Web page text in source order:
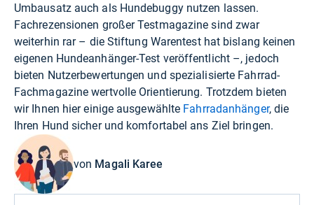
Umbausatz auch als Hundebuggy nutzen lassen.
Fachrezensionen großer Testmagazine sind zwar
weiterhin rar – die Stiftung Warentest hat bislang keinen
eigenen Hundeanhänger-Test veröffentlicht –, jedoch
bieten Nutzerbewertungen und spezialisierte Fahrrad-
Fachmagazine wertvolle Orientierung. Trotzdem bieten
wir Ihnen hier einige ausgewählte Fahrradanhänger, die
Ihren Hund sicher und komfortabel ans Ziel bringen.
von Magali Karee